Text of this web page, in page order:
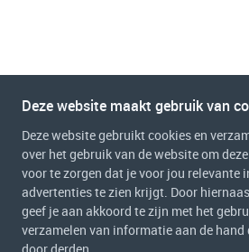
Deze website maakt gebruik van
Deze website gebruikt cookies en
over het gebruik van de website om
voor te zorgen dat je voor jou relevante
advertenties te zien krijgt. Door
geef je aan akkoord te zijn met het
verzamelen van informatie aan de hand